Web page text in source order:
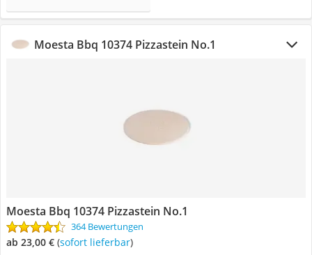
Moesta Bbq 10374 Pizzastein No.1
Moesta Bbq 10374 Pizzastein No.1
364 Bewertungen
ab 23,00 € ( Sofort lieferbar)